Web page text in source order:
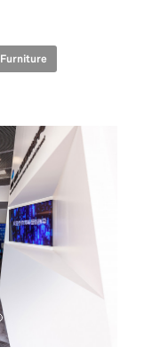
Furniture